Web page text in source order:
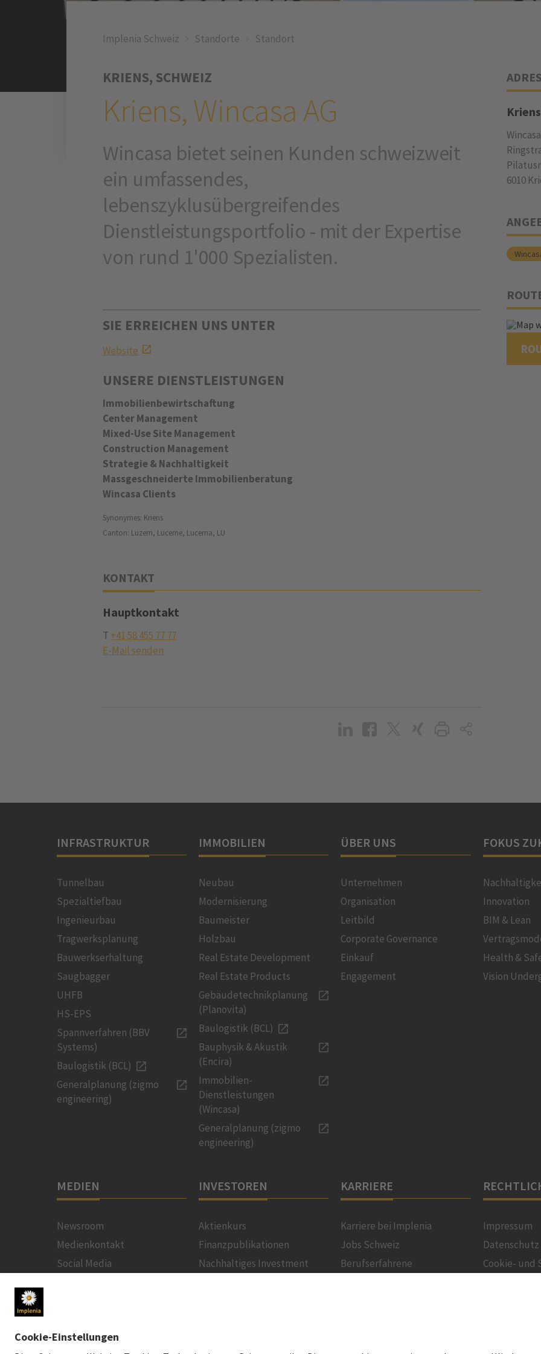
Implenia Schweiz Standorte Standort
KRIENS, SCHWEIZ
Kriens, Wincasa AG
Wincasa bietet seinen Kunden schweizweit
ein umfassendes,
lebenszyklusübergreifendes
Dienstleistungsportfolio - mit der Expertise
von rund 1'000 Spezialisten.
SIE ERREICHEN UNS UNTER
Website
UNSERE DIENSTLEISTUNGEN
Immobilienbewirtschaftung
Center Management
Mixed-Use Site Management
Construction Management
Strategie & Nachhaltigkeit
Massgeschneiderte Immobilienberatung
Wincasa Clients
Synonymes: Kriens
Canton: Luzern, Lucerne, Lucerna, LU
KONTAKT
Hauptkontakt
T +41 58 455 77 77
E-Mail senden
6010
INFRASTRUKTUR
Tunnelbau
Spezialtiefbau
Ingenieurbau
Tragwerksplanung
Bauwerkserhaltung
Saugbagger
UHFB
HS-EPS
Spannverfahren (BBV
Systems)
Baulogistik (BCL)
Generalplanung (zigmo
engineering)
IMMOBILIEN
Neubau
Modernisierung
Baumeister
Holzbau
Real Estate Development
Real Estate Products
Gebäudetechnikplanung
(Planovita)
Baulogistik (BCL)
Bauphysik & Akustik
(Encira)
Immobilien-
Dienstleistungen
(Wincasa)
Generalplanung (zigmo
engineering)
ÜBER UNS
Unternehmen
Organisation
Leitbild
Corporate Governance
Einkauf
Engagement
FOKUS
Innovation
BIM & Lean
Health &
Vision
MEDIEN
Newsroom
Medienkontakt
Social Media
INVESTOREN
Aktienkurs
Finanzpublikationen
Nachhaltiges Investment
KARRIERE
Karriere bei Implenia
Jobs Schweiz
Berufserfahrene
Impressum
Datenschutz
Cookie- und